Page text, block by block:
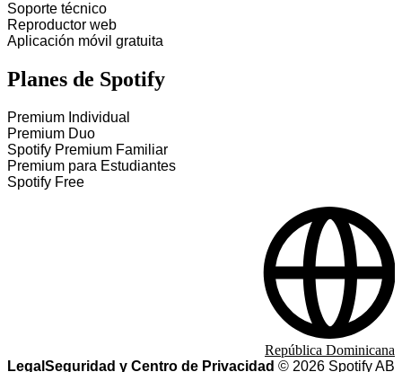
Soporte técnico
Reproductor web
Aplicación móvil gratuita
Planes de Spotify
Premium Individual
Premium Duo
Spotify Premium Familiar
Premium para Estudiantes
Spotify Free
Legal Seguridad y Centro de Privacidad © 2026 Spotify AB
República Dominicana